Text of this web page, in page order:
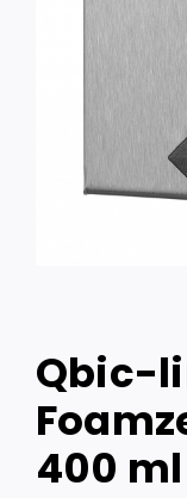
Qbic-
400 ml